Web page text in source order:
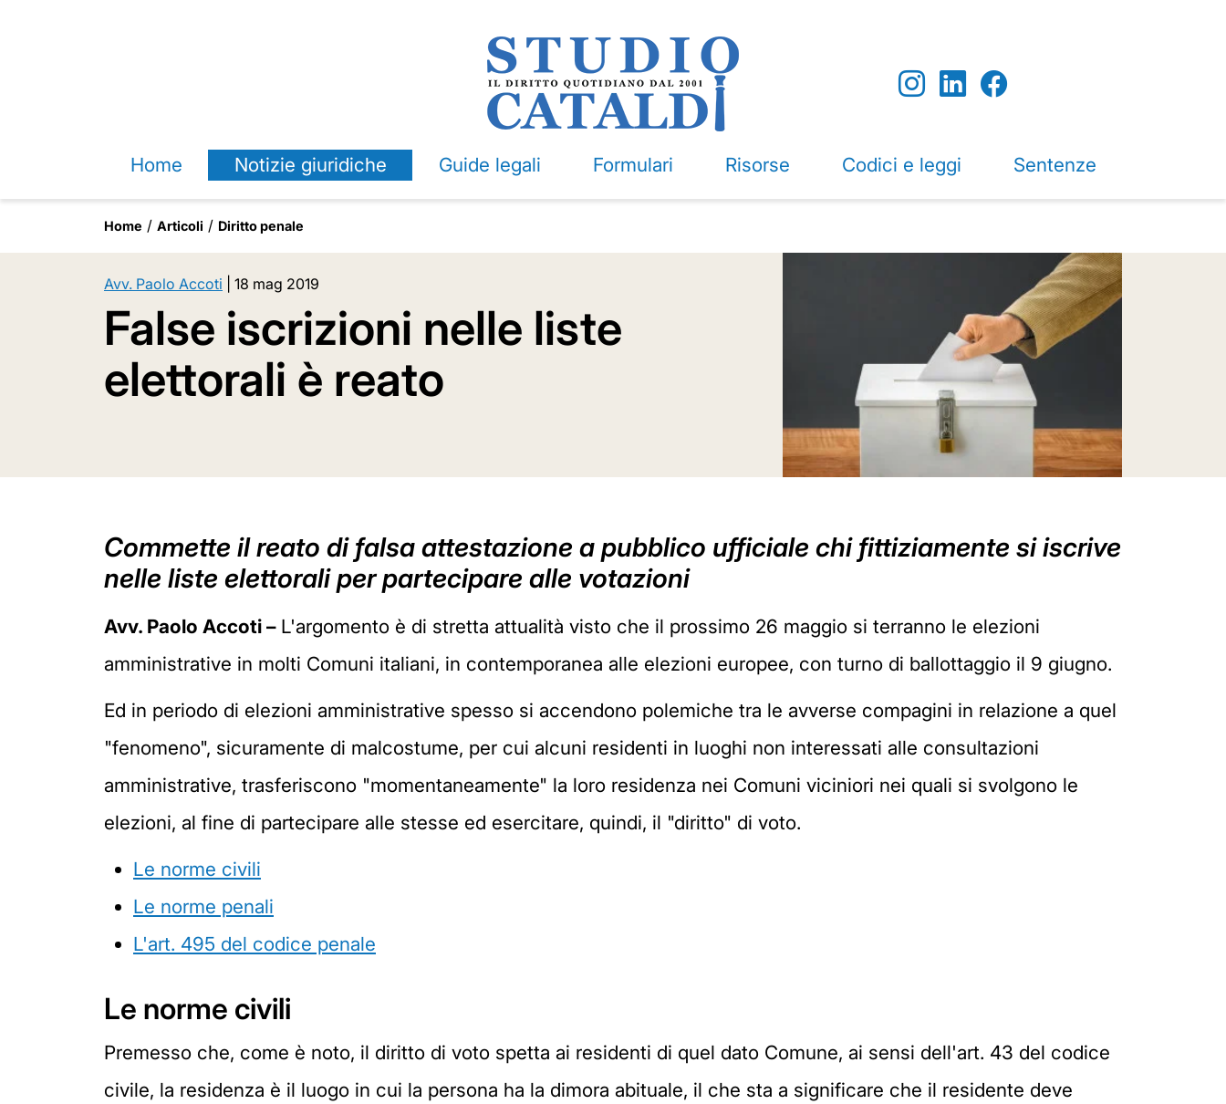
Home Notizie giuridiche Guide legali Formulari Risorse Codici e leggi Sentenze
Home Articoli Diritto penale
Avv. Paolo Accoti 18 mag 2019
False iscrizioni nelle liste
elettorali è reato
Commette il reato di falsa attestazione a pubblico ufficiale chi fittiziamente si iscrive
nelle liste elettorali per partecipare alle votazioni
Avv. Paolo Accoti –L'argomento è di stretta attualità visto che il prossimo 26 maggio si terranno le elezioni
amministrative in molti Comuni italiani, in contemporanea alle elezioni europee, con turno di ballottaggio il 9 giugno.
Ed in periodo di elezioni amministrative spesso si accendono polemiche tra le avverse compagini in relazione a quel
"fenomeno", sicuramente di malcostume, per cui alcuni residenti in luoghi non interessati alle consultazioni
amministrative, trasferiscono "momentaneamente" la loro residenza nei Comuni viciniori nei quali si svolgono le
elezioni, al fine di partecipare alle stesse ed esercitare, quindi, il "diritto" di voto.
Le norme civili
Le norme penali
L'art. 495 del codice penale
Le norme civili
Premesso che, come è noto, il diritto di voto spetta ai residenti di quel dato Comune, ai sensi dell'art. 43 del codice
civile, la residenza è il luogo in cui la persona ha la dimora abituale, il che sta a significare che il residente deve